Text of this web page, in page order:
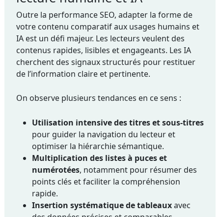
Outre la performance SEO, adapter la forme de
votre contenu comparatif aux usages humains et
IA est un défi majeur. Les lecteurs veulent des
contenus rapides, lisibles et engageants. Les IA
cherchent des signaux structurés pour restituer
de l’information claire et pertinente.
On observe plusieurs tendances en ce sens :
Utilisation intensive des titres et sous-titres
pour guider la navigation du lecteur et
optimiser la hiérarchie sémantique.
Multiplication des listes à puces et
numérotées, notamment pour résumer des
points clés et faciliter la compréhension
rapide.
Insertion systématique de tableauxavec